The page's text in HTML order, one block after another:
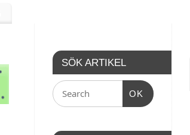
SÖK ARTIKEL
OK